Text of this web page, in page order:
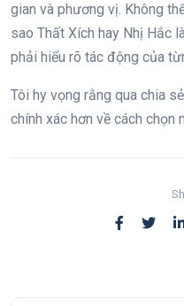
gian và phương vị. Không
sao Thất Xích hay Nhị Hắc
phải hiểu rõ tác động của
Tôi hy vọng rằng qua chia
chính xác hơn về cách chọn